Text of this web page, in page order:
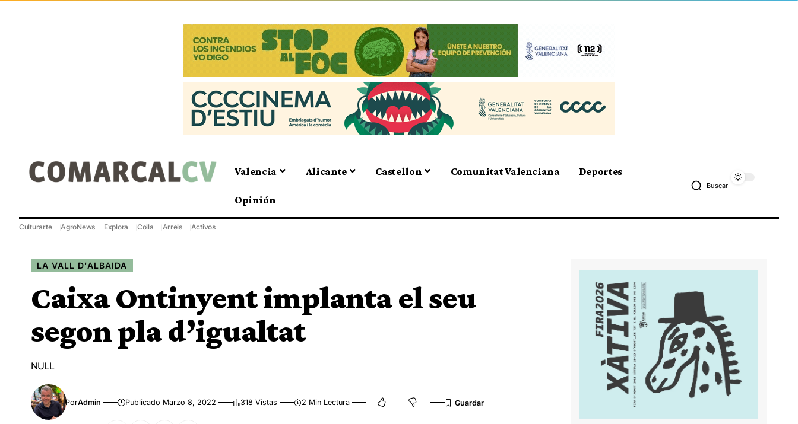
Valencia Alicante Castellon Comunitat Valenciana Deportes
Opinión
Buscar
Culturarte AgroNews Explora Colla Arrels Activos
LA VALL D'ALBAIDA
Caixa Ontinyent implanta el seu
segon pla d’igualtat
NULL
PorAdmin Publicado Marzo 8, 2022 318 Vistas 2 Min Lectura